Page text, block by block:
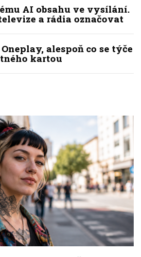
AI obsahu ve vysílání.
a rádia označovat
alespoň co se týče
kartou